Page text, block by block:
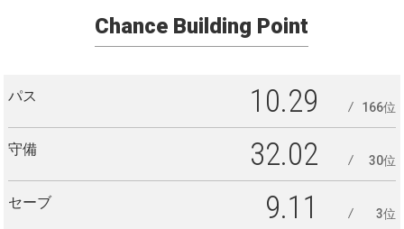
Chance Building Point
パス 10.29 166位
守備 32.02 30位
セーブ 9.11 3位